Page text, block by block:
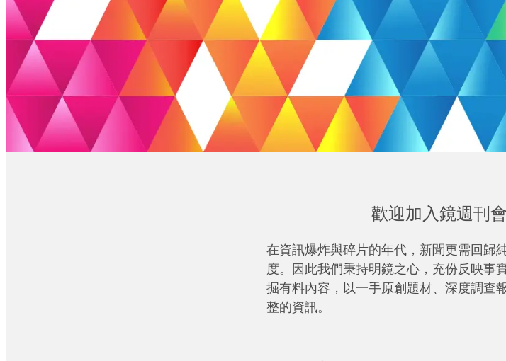
歡迎加入鏡週刊
在資訊爆炸與碎片的年代，新聞更需回歸
度。因此我們秉持明鏡之心，充份反映事
掘有料內容，以一手原創題材、深度調查
整的資訊。